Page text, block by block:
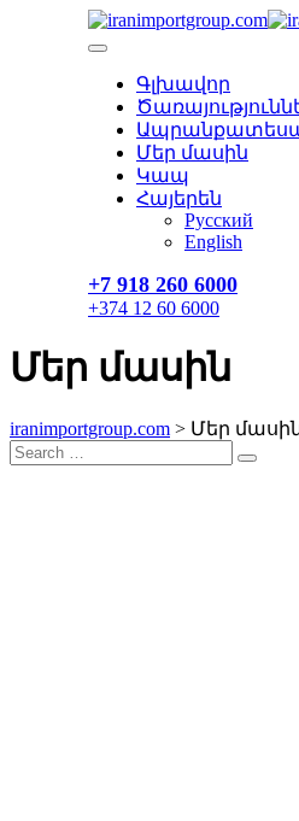
Գլխավոր
Մեր մասին
Կապ
Հայերեն
Русский
English
+7 918 260 6000​
+374 12 60 6000
Մեր մասին
iranimportgroup.com > Մեր
Search
for:
Search